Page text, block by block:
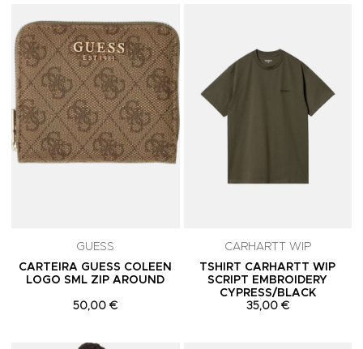
GUESS
CARTEIRA GUESS COLEEN
LOGO SML ZIP AROUND
50,00 €
CARHARTT WIP
TSHIRT CARHARTT WIP
SCRIPT EMBROIDERY
CYPRESS/BLACK
35,00 €